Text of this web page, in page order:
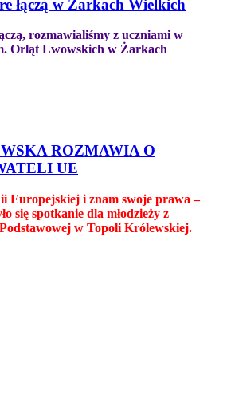
łączą w Żarkach Wielkich
rozmawialiśmy z uczniami w
Orląt Lwowskich w Żarkach
ROZMAWIA O
UE
Europejskiej i znam swoje prawa –
się spotkanie dla młodzieży z
w Topoli Królewskiej.